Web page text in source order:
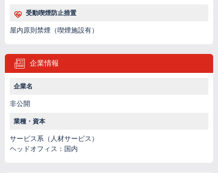
受動喫煙防止措置
屋内原則禁煙（喫煙施設有）
企業情報
企業名
非公開
業種・資本
サービス系（人材サービス）
ヘッドオフィス：国内